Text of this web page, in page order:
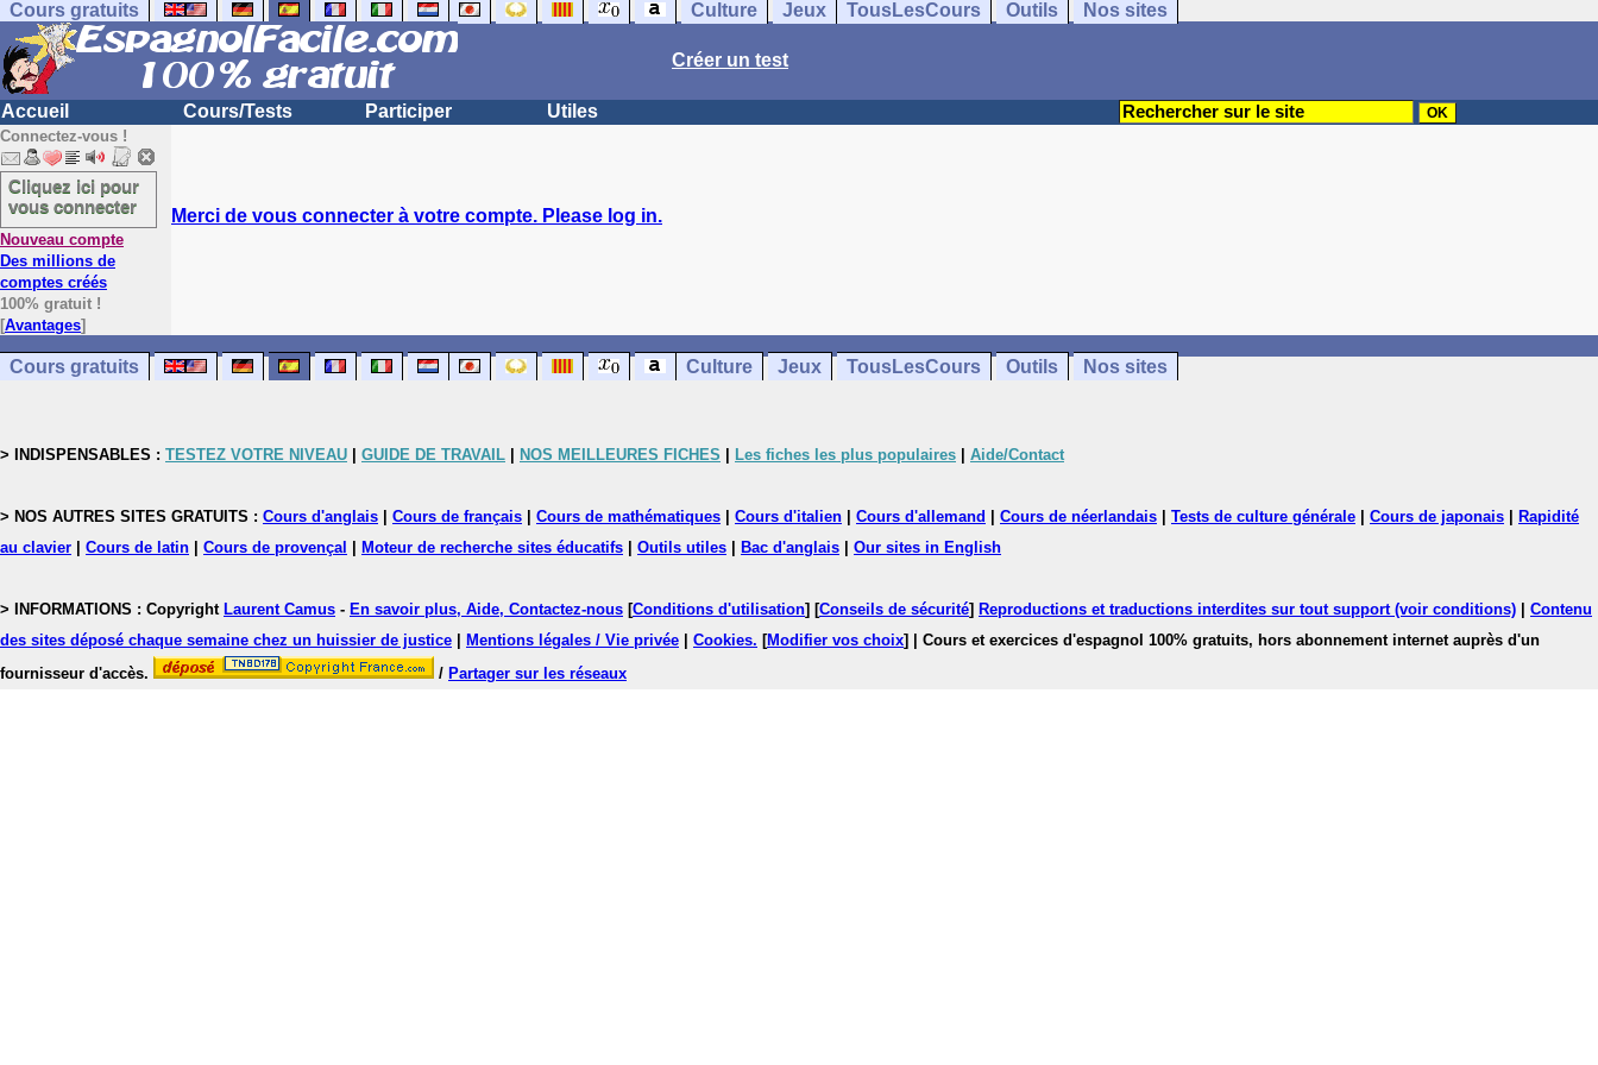
Cours gratuits Culture Jeux TousLesCours Outils Nos sites
Créer un test
Accueil Cours/Tests Participer Utiles
Connectez-vous !
Cliquez ici pour
vous connecter
Nouveau compte
Des millions de
comptes créés
100% gratuit !
[Avantages]
Merci de vous connecter à votre compte. Please log in.
Cours gratuits Culture Jeux TousLesCours Outils Nos sites
> INDISPENSABLES : TESTEZ VOTRE NIVEAU GUIDE DE TRAVAIL NOS MEILLEURES FICHES Les fiches les plus populaires Aide/Contact
> NOS AUTRES SITES GRATUITS : Cours d'anglais Cours de français Cours de mathématiques Cours d'italien Cours d'allemand Cours de néerlandais Tests de culture générale Cours de japonais
Rapidité
au clavier
Cours de latin Cours de provençal Moteur de recherche sites éducatifs Outils utiles Bac d'anglais Our sites in English
> INFORMATIONS : Copyright Laurent Camus - En savoir plus, Aide, Contactez-nous [Conditions d'utilisation] [Conseils de sécurité] Reproductions et traductions interdites sur tout support (voir conditions)
Contenu
des sites déposé chaque semaine chez un huissier de justice
Mentions légales / Vie privée Cookies. [Modifier vos choix]
| Cours et exercices d'espagnol 100% gratuits, hors abonnement internet auprès d'un
fournisseur d'accès.
/ Partager sur les réseaux